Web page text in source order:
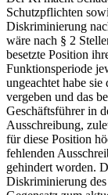
Schutzpflichten
Diskriminierung
wäre nach § 2
besetzte Position
Funktionsperiode
ungeachtet habe
vergeben und das
Geschäftsführer in
Ausschreibung,
für diese Position
fehlenden
gehindert worden.
Diskriminierung